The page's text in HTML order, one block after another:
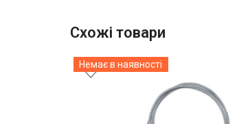
Схожі товари
Немає в наявності